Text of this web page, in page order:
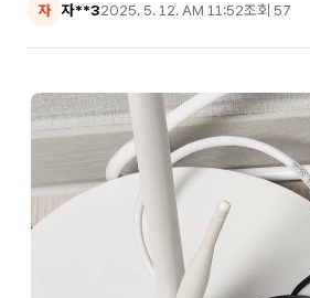
자 자**32025. 5. 12. AM 11:52조회 57